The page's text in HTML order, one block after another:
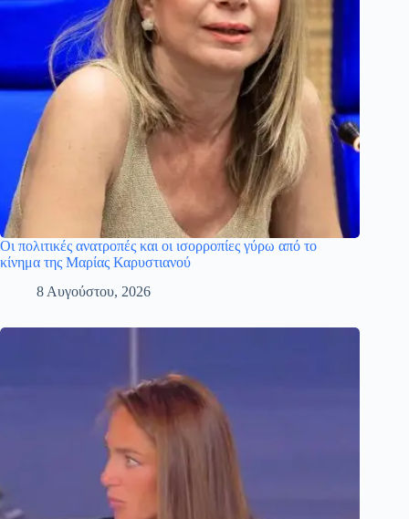
Οι πολιτικές ανατροπές και οι ισορροπίες γύρω από το
κίνημα της Μαρίας Καρυστιανού
8 Αυγούστου, 2026